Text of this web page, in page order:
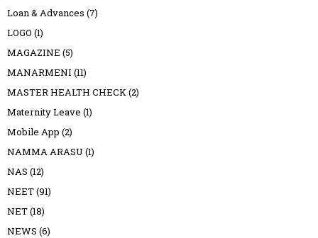
Loan & Advances (7)
LOGO (1)
MAGAZINE (5)
MANARMENI (11)
MASTER HEALTH CHECK(2)
Maternity Leave (1)
Mobile App (2)
NAMMA ARASU (1)
NAS (12)
NEET(91)
NET(18)
NEWS (6)